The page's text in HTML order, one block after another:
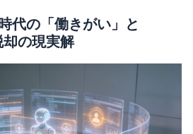
代の「働きがい」と
却の現実解